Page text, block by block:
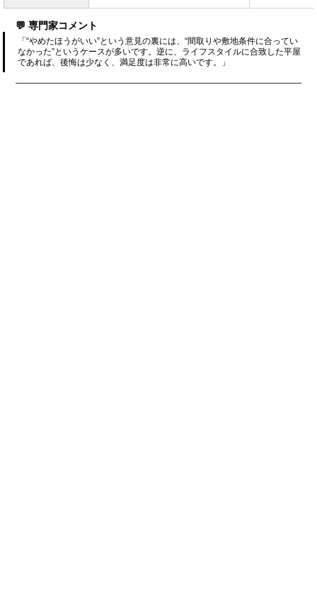
💬 専門家コメント
「“やめたほうがいい”という意見の裏には、“間取りや敷地条件に合ってい
なかった”というケースが多いです。逆に、ライフスタイルに合致した平屋
であれば、後悔は少なく、満足度は非常に高いです。」